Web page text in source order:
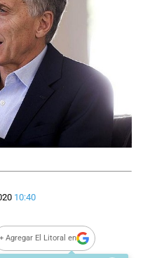
10:40
+ Agregar El Litoral en